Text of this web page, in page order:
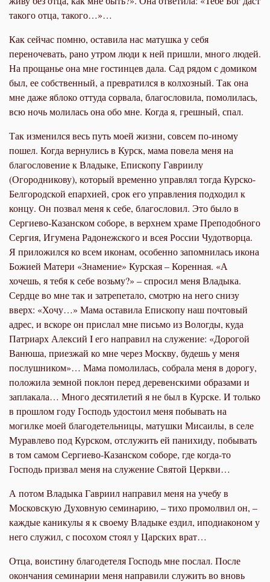
такого отца, такого…»…
Как сейчас помню, оставила нас матушка у себя
переночевать, рано утром люди к ней пришли, много людей.
На прощанье она мне гостинцев дала. Сад рядом с домиком
был, ее собственный, а превратился в колхозный. Так она
мне даже яблоко оттуда сорвала, благословила, помолилась,
всю ночь молилась она обо мне. Когда я, грешный, спал.
Так изменился весь путь моей жизни, совсем по-иному
пошел. Когда вернулись в Курск, мама повела меня на
благословение к Владыке, Епископу Гавриилу
(Огородникову), который временно управлял тогда Курско-
Белгородской епархией, срок его управления подходил к
концу. Он позвал меня к себе, благословил. Это было в
Сергиево-Казанском соборе, в верхнем храме Преподобного
Сергия, Игумена Радонежского и всея России Чудотворца.
Я приложился ко всем иконам, особенно запомнилась икона
Божией Матери «Знамение» Курская – Коренная. «А
хочешь, я тебя к себе возьму?» – спросил меня Владыка.
Сердце во мне так и затрепетало, смотрю на него снизу
вверх: «Хочу…» Мама оставила Епископу наш почтовый
адрес, и вскоре он прислал мне письмо из Вологды, куда
Патриарх Алексий I его направил на служение: «Дорогой
Ванюша, приезжай ко мне через Москву, будешь у меня
послушником»… Мама помолилась, собрала меня в дорогу,
положила земной поклон перед деревенскими образами и
заплакала… Много десятилетий я не был в Курске. И только
в прошлом году Господь удостоил меня побывать на
могилке моей благодетельницы, матушки Мисаилы, в селе
Муравлево под Курском, отслужить ей панихиду, побывать
в том самом Сергиево-Казанском соборе, где когда-то
Господь призвал меня на служение Святой Церкви…
А потом Владыка Гавриил направил меня на учебу в
Московскую Духовную семинарию, – тихо промолвил он, –
каждые каникулы я к своему Владыке ездил, иподиаконом у
него служил, с посохом стоял у Царских врат…
Отца, воистину благодетеля Господь мне послал. После
окончания семинарии меня направили служить во вновь